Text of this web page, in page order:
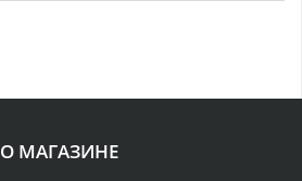
О МАГАЗИНЕ